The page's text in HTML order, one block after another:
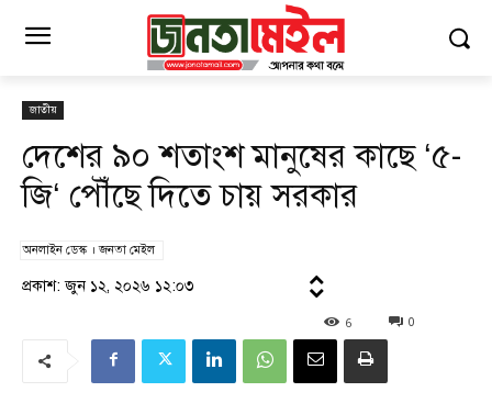
জাতীয়
দেশের ৯০ শতাংশ মানুষের কাছে ‘৫-
জি‘ পৌঁছে দিতে চায় সরকার
অনলাইন ডেস্ক । জনতা মেইল
প্রকাশ: জুন ১২, ২০২৬ ১২:০৩
0
6